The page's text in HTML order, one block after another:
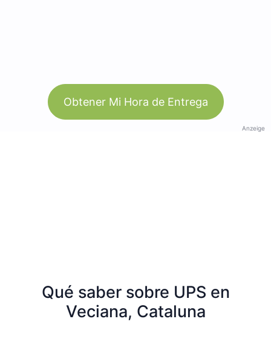
Obtener Mi Hora de Entrega
Anzeige
Qué saber sobre UPS en
Veciana, Cataluna